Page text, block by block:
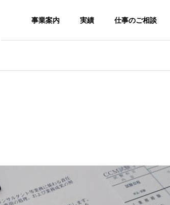
事業案内 実績 仕事のご相談